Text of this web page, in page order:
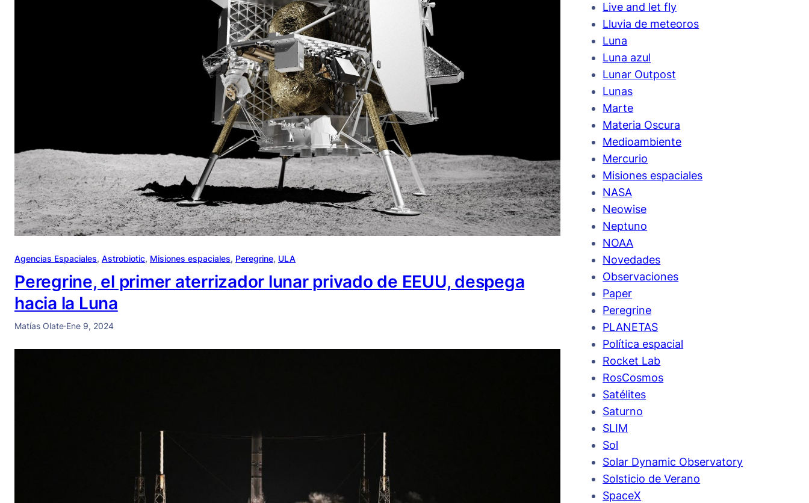
Agencias Espaciales, Astrobiotic, Misiones espaciales, Peregrine, ULA
Peregrine, el primer aterrizador lunar privado de EEUU, despega
hacia la Luna
Matías Olate·Ene 9, 2024
Live and let fly
Lluvia de meteoros
Luna
Luna azul
Lunar Outpost
Lunas
Marte
Materia Oscura
Medioambiente
Mercurio
Misiones espaciales
NASA
Neowise
Neptuno
NOAA
Novedades
Observaciones
Paper
Peregrine
PLANETAS
Política espacial
Rocket Lab
RosCosmos
Satélites
Saturno
SLIM
Sol
Solar Dynamic Observatory
Solsticio de Verano
SpaceX